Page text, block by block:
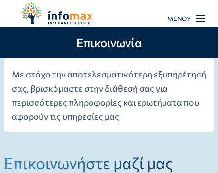
ΜΕΝΟΎ
Επικοινωνία
Με στόχο την αποτελεσματικότερη εξυπηρέτησή
σας, βρισκόμαστε στην διάθεσή σας για
περισσότερες πληροφορίες και ερωτήματα που
αφορούν τις υπηρεσίες μας
Επικοινωνήστε μαζί μας